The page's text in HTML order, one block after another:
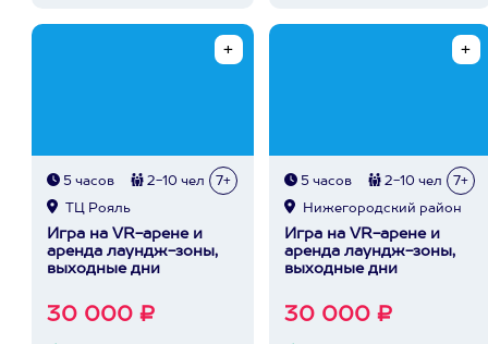
5 часов 2-10 чел 7+
ТЦ Рояль
Игра на VR-арене и
аренда лаундж-зоны,
выходные дни
30 000 ₽
5 часов 2-10 чел 7+
Нижегородский район
Игра на VR-арене и
аренда лаундж-зоны,
выходные дни
30 000 ₽